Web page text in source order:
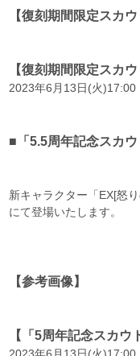
【復刻期間限定スカウ
【復刻期間限定スカウ
2023年6月13日(火
■「5.5周年記念スカウ
新キャラクター「EX[怒
にて登場いたします。
【参考画像】
【「5周年記念スカウ